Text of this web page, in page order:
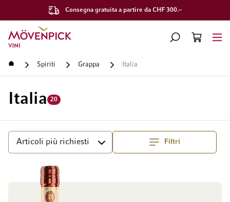
Consegna gratuita a partire da CHF 300.–
Vai alla Home Page
CERCA
CART
Home Spiriti Grappa Italia
Italia 20
Filtri
Ordina per Superiore